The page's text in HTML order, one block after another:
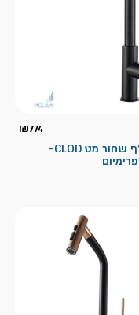
₪774
ברז נשלף שחור מט CLOD-